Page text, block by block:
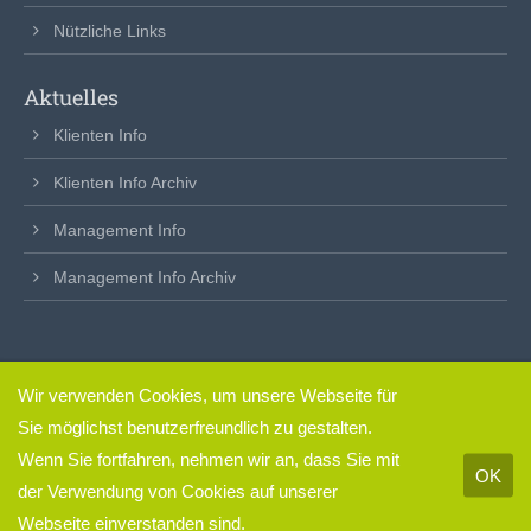
Nützliche Links
Aktuelles
Klienten Info
Klienten Info Archiv
Management Info
Management Info Archiv
clickfertig
– so einfach.
Impressum & Datenschutz
Wir verwenden Cookies, um unsere Webseite für
Sie möglichst benutzerfreundlich zu gestalten.
Wenn Sie fortfahren, nehmen wir an, dass Sie mit
der Verwendung von Cookies auf unserer
Webseite einverstanden sind.
OK